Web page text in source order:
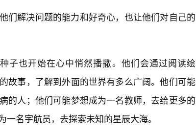
们解决问题的能力和好奇心，也让他们对自己的
子也开始在心中悄然播撒。他们会通过阅读绘
故事，了解到外面的世界有多么广阔。他们可能
的人；他们可能梦想成为一名教师，去给更多的
名宇航员，去探索未知的星辰大海。